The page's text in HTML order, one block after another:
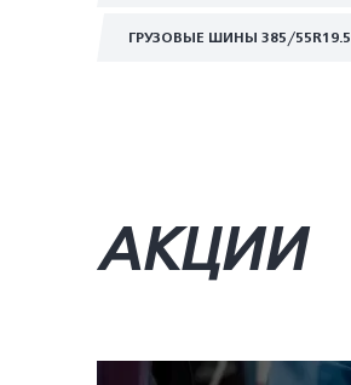
ГРУЗОВЫЕ ШИНЫ 385/55R19.5
АКЦИИ